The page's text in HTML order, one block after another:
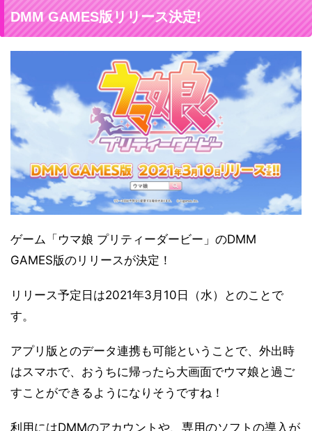
DMM GAMES版リリース決定!
ゲーム「ウマ娘 プリティーダービー」のDMM
GAMES版のリリースが決定！
リリース予定日は2021年3月10日（水）とのことで
す。
アプリ版とのデータ連携も可能ということで、外出時
はスマホで、おうちに帰ったら大画面でウマ娘と過ご
すことができるようになりそうですね！
利用にはDMMのアカウントや、専用のソフトの導入が